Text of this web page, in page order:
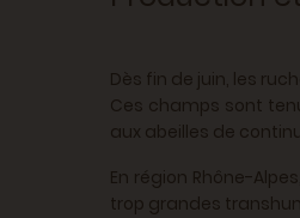
Dès fin de juin, les
Ces champs sont
aux abeilles de
En région Rhône-
trop grandes